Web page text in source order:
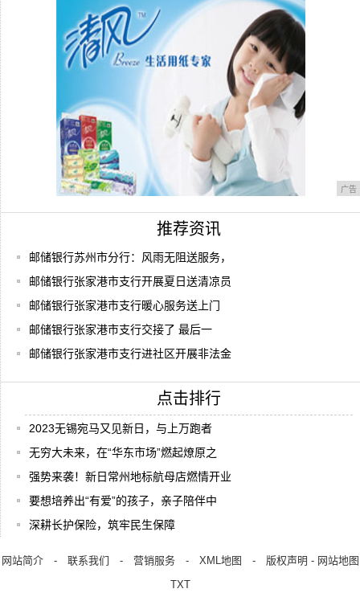
买买买，这些旧手机又何去何从？｜盘点十
广告
推荐资讯
邮储银行苏州市分行：风雨无阻送服务，
邮储银行张家港市支行开展夏日送清凉员
邮储银行张家港市支行暖心服务送上门
邮储银行张家港市支行交接了 最后一
邮储银行张家港市支行进社区开展非法金
点击排行
2023无锡宛马又见新日，与上万跑者
无穷大未来，在“华东市场”燃起燎原之
强势来袭！新日常州地标航母店燃情开业
要想培养出“有爱”的孩子，亲子陪伴中
深耕长护保险，筑牢民生保障
网站简介- 联系我们 - 营销服务- XML地图 - 版权声明 - 网站地图
TXT